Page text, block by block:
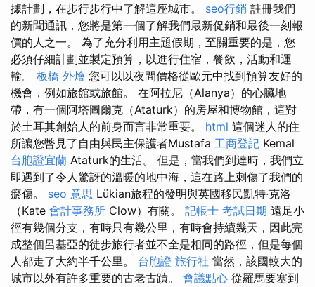
據計劃，在步行步行中了解這座城市。 seo行銷 註冊我們
的新聞通訊，您將是第一個了解我們最新促銷和最後一刻報
價的人之一。 為了充分利用主題假期，至關重要的是，您
必須仔細計劃並製定預算，以進行住宿，餐飲，活動和運
輸。 板橋 外燴 您可以以夜間價格從歐元中找到預算友好的
機會，例如旅館或旅館。 在阿拉尼（Alanya）的心臟地
帶，有一個阿塔圖爾克（Ataturk）的房屋和博物館，這對
於土耳其創始人的前身而言非常重要。 html 這個迷人的住
所讓您瞥見了自由與民主保護者Mustafa 工商登記 Kemal
台胞證宜蘭 Ataturk的生活。 但是，當我們到達時，我們立
即遇到了令人驚訝的溫暖的地中海，這在路上刺傷了我們的
瘀傷。 seo 意思 Lükian旅程的發明與英國移民凱特·克洛
（Kate 會計事務所 Clow）有關。 記帳士 考試日期 遠足小
徑有幾個分支，有時只有幾公里，有時會持續幾天，因此完
成整個呂基亞的徒步旅行者並不全是相同的路徑，但是每個
人都走了大約半千公里。 台胞證 旅行社 當然，該國較大的
城市以外有許多重要的古老古蹟。 會議點心 從羅馬要塞到